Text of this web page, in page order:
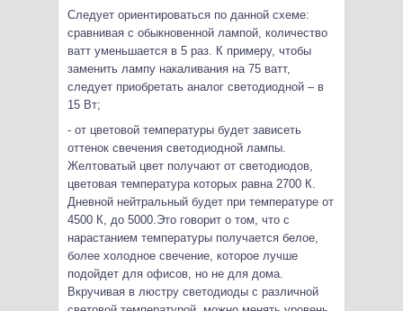
Следует ориентироваться по данной схеме:
сравнивая с обыкновенной лампой, количество
ватт уменьшается в 5 раз. К примеру, чтобы
заменить лампу накаливания на 75 ватт,
следует приобретать аналог светодиодной – в
15 Вт;
- от цветовой температуры будет зависеть
оттенок свечения светодиодной лампы.
Желтоватый цвет получают от светодиодов,
цветовая температура которых равна 2700 К.
Дневной нейтральный будет при температуре от
4500 К, до 5000.Это говорит о том, что с
нарастанием температуры получается белое,
более холодное свечение, которое лучше
подойдет для офисов, но не для дома.
Вкручивая в люстру светодиоды с различной